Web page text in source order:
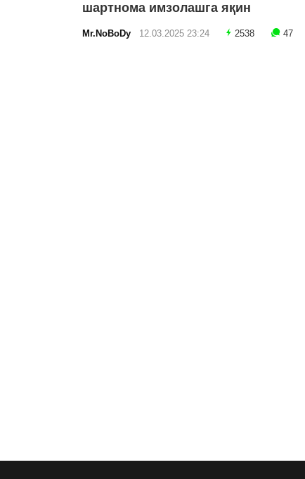
шартнома имзолашга яқин
Mr.NoBoDy 12.03.2025 23:24 2538 47